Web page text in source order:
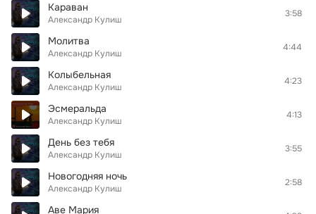
Караван
Александр Кулиш
3:58
Молитва
Александр Кулиш
4:44
Колыбельная
Александр Кулиш
4:23
Эсмеральда
Александр Кулиш
4:13
День без тебя
Александр Кулиш
3:55
Новогодняя ночь
Александр Кулиш
2:58
Аве Мария